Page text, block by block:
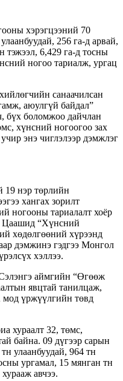
хэрэгцээний 70
256 га-д арвай,
тэжээл, 6,429 га-д тосны
ногоо тариалж, ургац
санаачилсан
аюулгүй байдал”
бүх боломжоо дайчлан
хүнсний ногоогоо зах
энэ чиглэлээр дэмжлэг
19 нэр төрлийн
хангах зорилт
ногооны тариалалт хоёр
Цаашид “Хүнсний
хөдөлгөөний хүрээнд
дэмжинэ гэдгээ Монгол
хэллээ.
аймгийн “Өгөөж
явцтай танилцаж,
мод үржүүлгийн төвд
хураалт 32, төмс,
байна. 09 дүгээр сарын
улаанбуудай, 964 тн
ургамал, 15 мянган тн
авчээ.